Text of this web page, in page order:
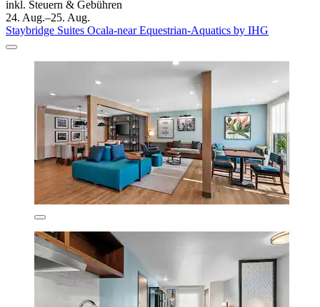
inkl. Steuern & Gebühren
24. Aug.–25. Aug.
Staybridge Suites Ocala-near Equestrian-Aquatics by IHG